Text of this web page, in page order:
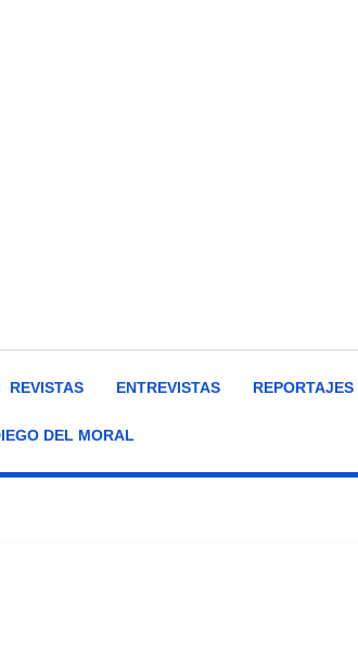
REVISTAS ENTREVISTAS REPORTAJES
DEL MORAL